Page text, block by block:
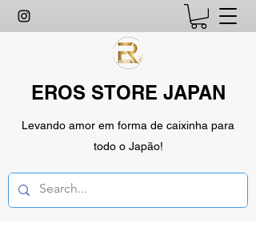
EROS STORE JAPAN
Levando amor em forma de caixinha para
todo o Japão!